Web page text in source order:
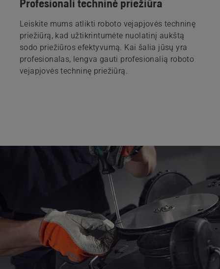
Profesionali techninė priežiūra
Leiskite mums atlikti roboto vejapjovės techninę
priežiūrą, kad užtikrintumėte nuolatinį aukštą
sodo priežiūros efektyvumą. Kai šalia jūsų yra
profesionalas, lengva gauti profesionalią roboto
vejapjovės techninę priežiūrą.